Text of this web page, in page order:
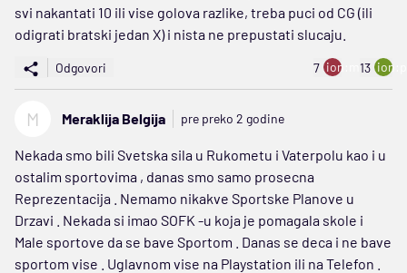
svi nakantati 10 ili vise golova razlike, treba puci od CG (ili
odigrati bratski jedan X) i nista ne prepustati slucaju.
Odgovori 7 ion:minus
13
M Meraklija Belgija pre preko 2 godine
Nekada smo bili Svetska sila u Rukometu i Vaterpolu kao i u
ostalim sportovima , danas smo samo prosecna
Reprezentacija . Nemamo nikakve Sportske Planove u
Drzavi . Nekada si imao SOFK -u koja je pomagala skole i
Male sportove da se bave Sportom . Danas se deca i ne bave
sportom vise . Uglavnom vise na Playstation ili na Telefon .